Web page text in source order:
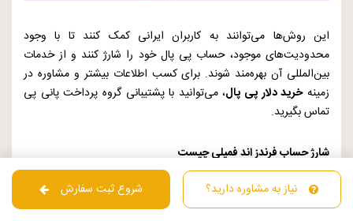
نیاز به مشاوره دارید؟ شروع ثبت سفارش
این روش‌ها می‌توانند به کاربران ایرانی کمک کنند تا با وجود
محدودیت‌های موجود، حساب پی پال خود را شارژ کنند و از خدمات
بین‌المللی آن بهره‌مند شوند. برای کسب اطلاعات بیشتر و مشاوره در
زمینهخرید دلار پی پال، می‌توانید با پشتیبانی گروه پرداخت پانی پی
تماس بگیرید.
شارژ حساب فرندز اند فمیلی چیست
شارژ حساب "فرندز اند فمیلی" (
Friends and Family ) یکی از
ویژگی‌های پی پال است که به کاربران این امکان را می‌دهد که به